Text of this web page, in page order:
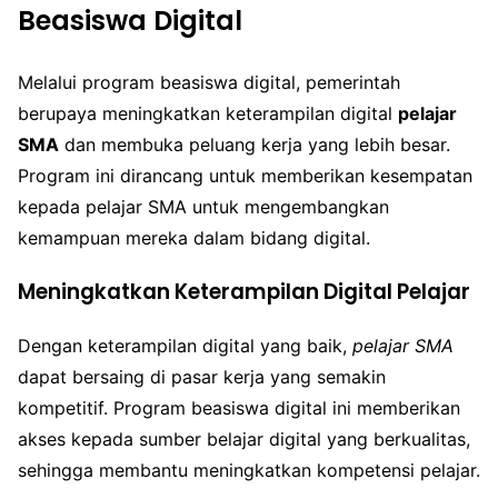
Beasiswa Digital
Melalui program beasiswa digital, pemerintah
berupaya meningkatkan keterampilan digital pelajar
SMA dan membuka peluang kerja yang lebih besar.
Program ini dirancang untuk memberikan kesempatan
kepada pelajar SMA untuk mengembangkan
kemampuan mereka dalam bidang digital.
Meningkatkan Keterampilan Digital Pelajar
Dengan keterampilan digital yang baik, pelajar SMA
dapat bersaing di pasar kerja yang semakin
kompetitif. Program beasiswa digital ini memberikan
akses kepada sumber belajar digital yang berkualitas,
sehingga membantu meningkatkan kompetensi pelajar.